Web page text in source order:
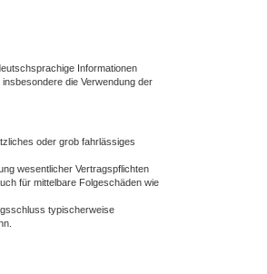
Informationen
die Verwendung der
oder grob fahrlässiges
wesentlicher Vertragspflichten
für mittelbare Folgeschäden wie
typischerweise